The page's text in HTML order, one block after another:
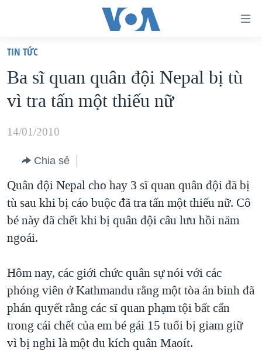
truy
cập
Tới
dung
chính
điều
hướng
chính
Đi
"Tìm"
VIỆT NAM
HOA KỲ
BIỂN ĐÔNG
BLOG
DIỄN ĐÀN
MỤC
TỰ DO BÁO CHÍ
NGƯỜI VIỆT HẢI NGOẠI
ĐỜI SỐNG
KINH TẾ
KHOA HỌC
CHUYÊN ĐỀ
HÀNH TRÌNH BẦU CỬ 2024
MỘT NĂM CHIẾN TRANH TẠI DẢI GAZA
GIẢI MÃ VÀNH ĐAI & CON ĐƯỜNG
NGÀY TỊ NẠN THẾ GIỚI
VIDEO
NGHE
MẠNG XÃ HỘI
TIN TỨC
Ba sĩ quan quân đội Nepal bị tù
vì tra tấn một thiếu nữ
14/01/2010
Chia sẻ
Quân đội Nepal cho hay 3 sĩ quan quân đội đã bị
tù sau khi bị cáo buộc đã tra tấn một thiếu nữ. Cô
bé này đã chết khi bị quân đội câu lưu hồi năm
ngoái.
Hôm nay, các giới chức quân sự nói với các
phóng viên ở Kathmandu rằng một tòa án binh đã
phán quyết rằng các sĩ quan phạm tội bất cẩn
trong cái chết của em bé gái 15 tuổi bị giam giữ
vì bị nghi là một du kích quân Maoít.